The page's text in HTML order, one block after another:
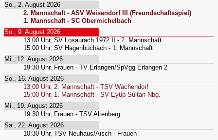
So., 2. August 2026
2. Mannschaft - ASV Weisendorf III (Freundschaftsspiel)
1. Mannschaft - SC Obermichelbach
So., 9. August 2026
13:00 Uhr, SV Losaurach 1972 II - 2. Mannschaft
15:00 Uhr, SV Hagenbüchach - 1. Mannschaft
Mi., 12. August 2026
19:30 Uhr, Frauen - TV Erlangen/SpVgg Erlangen 2
So., 16. August 2026
13:00 Uhr, 2. Mannschaft - TSV Wachendorf
15:00 Uhr, 1. Mannschaft - SV Eyüp Sultan Nbg.
Mi., 19. August 2026
19:30 Uhr, Frauen - TSV Altenberg
Sa., 22. August 2026
10:30 Uhr, TSV Neuhaus/Aisch - Frauen